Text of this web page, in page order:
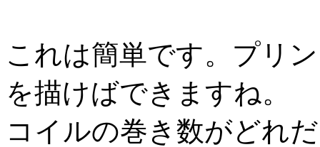
これは簡単です。プリ
を描けばできますね。
コイルの巻き数がどれ